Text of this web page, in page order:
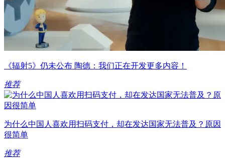
《辐射5》仍未公布 陶德：我们正在开发更多内容！
推荐
为什么中国人喜欢用扫码支付，却在发达国家无法普及？原因
很简单
推荐